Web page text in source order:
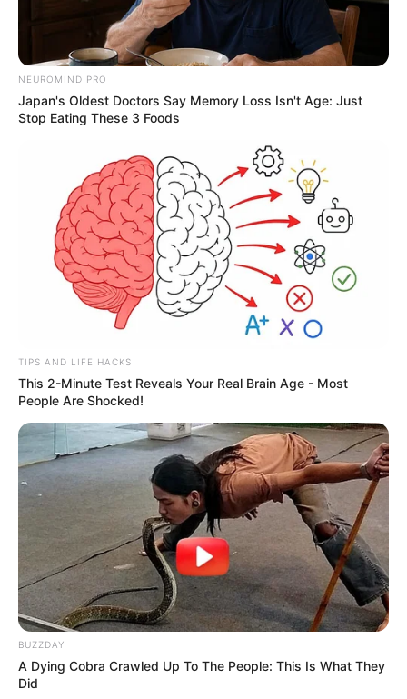
NEUROMIND PRO
Japan's Oldest Doctors Say Memory Loss Isn't Age: Just
Stop Eating These 3 Foods
TIPS AND LIFE HACKS
This 2-Minute Test Reveals Your Real Brain Age - Most
People Are Shocked!
BUZZDAY
A Dying Cobra Crawled Up To The People: This Is What They
Did